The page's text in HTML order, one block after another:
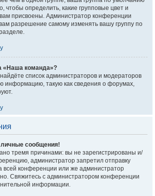
чтобы определить, какие групповые цвет и
присвоены. Администратор конференции
разрешение самому изменять вашу группу по
«Наша команда»?
список администраторов и модераторов
информацию, такую как сведения о форумах,
личные сообщения!
тремя причинами: вы не зарегистрированы и/
администратор запретил отправку
всей конференции или же администратор
Свяжитесь с администратором конференции
информации.